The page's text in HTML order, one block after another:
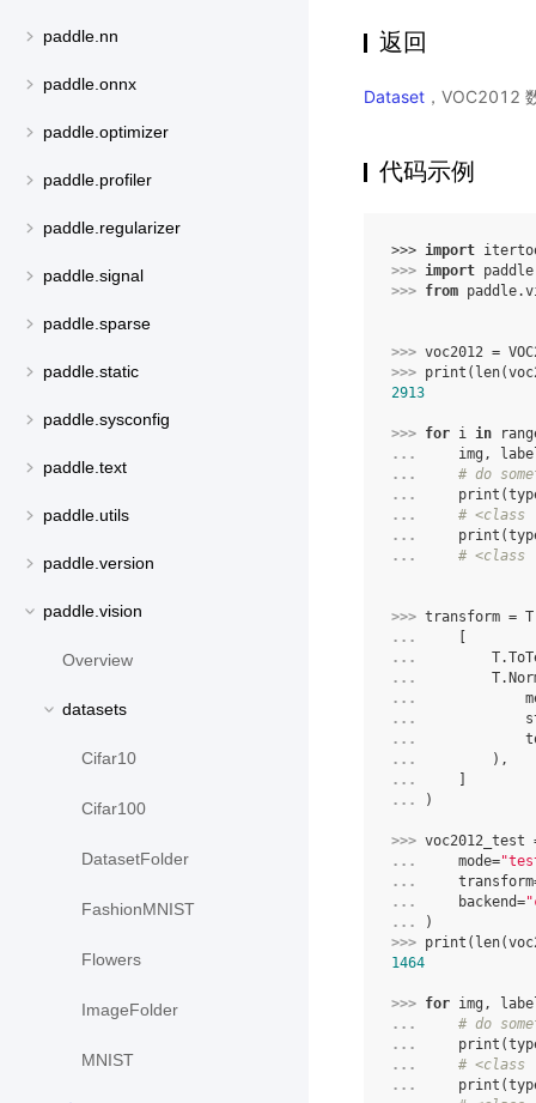
paddle.nn
paddle.onnx
paddle.optimizer
paddle.profiler
paddle.regularizer
paddle.signal
paddle.sparse
paddle.static
paddle.sysconfig
paddle.text
paddle.utils
paddle.version
paddle.vision
Overview
datasets
Cifar10
Cifar100
DatasetFolder
FashionMNIST
Flowers
ImageFolder
MNIST
返回
Dataset ，VOC2012
代码示例
>>> import
>>> import
>>> from
>>> voc2012 =
>>> print ( len(
2913
>>> for i in
...
img ,
...
# do
...
print (
...
# <class
...
print (
...
# <class
>>> transform = T
...
...
T.
...
T.
...
...
...
...
),
...
...
)
>>> voc2012_test
...
mode=
...
transform
...
backend=
...
)
>>> print ( len(
1464
>>> for img ,
...
# do
...
print (
...
# <class
...
print (